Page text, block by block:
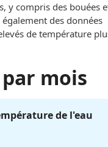
y compris des bouées
des données
de température
mois
de l'eau